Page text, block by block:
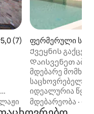
შეფასებაა
5,0 (7)
🛋️
ფერმერული
(Cellino Attanasio)
Ქვეყნის
ჰიდრომასაჟიანი
Დაისვენეთ
მდებარე
იდეალურია
რომლებსაც
მცირე ოჯახური
მდებარეობა ·